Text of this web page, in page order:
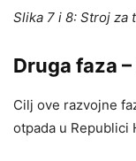
Slika 7 i 8: Stroj za
Druga faza
Cilj ove razvojne
otpada u Republici